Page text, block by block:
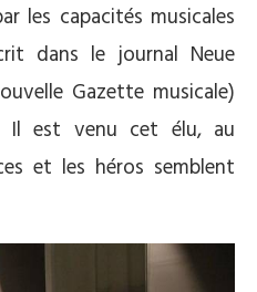
les capacités musicales
dans le journal Neue
Gazette musicale)
Il est venu cet élu, au
et les héros semblent